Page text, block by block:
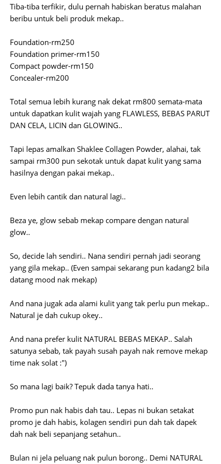
Tiba-tiba terfikir, dulu pernah habiskan beratus malahan
beribu untuk beli produk mekap..
Foundation-rm250
Foundation primer-rm150
Compact powder-rm150
Concealer-rm200
Total semua lebih kurang nak dekat rm800 semata-mata
untuk dapatkan kulit wajah yang FLAWLESS, BEBAS PARUT
DAN CELA, LICIN dan GLOWING..
Tapi lepas amalkan Shaklee Collagen Powder, alahai, tak
sampai rm300 pun sekotak untuk dapat kulit yang sama
hasilnya dengan pakai mekap..
Even lebih cantik dan natural lagi..
Beza ye, glow sebab mekap compare dengan natural
glow..
So, decide lah sendiri.. Nana sendiri pernah jadi seorang
yang gila mekap.. (Even sampai sekarang pun kadang2 bila
datang mood nak mekap)
And nana jugak ada alami kulit yang tak perlu pun mekap..
Natural je dah cukup okey..
And nana prefer kulit NATURAL BEBAS MEKAP.. Salah
satunya sebab, tak payah susah payah nak remove mekap
time nak solat :")
So mana lagi baik? Tepuk dada tanya hati..
Promo pun nak habis dah tau.. Lepas ni bukan setakat
promo je dah habis, kolagen sendiri pun dah tak dapek
dah nak beli sepanjang setahun..
Bulan ni jela peluang nak pulun borong.. Demi NATURAL